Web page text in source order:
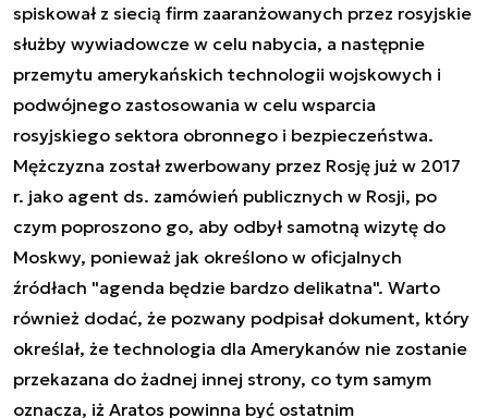
spiskował z siecią firm zaaranżowanych przez rosyjskie
służby wywiadowcze w celu nabycia, a następnie
przemytu amerykańskich technologii wojskowych i
podwójnego zastosowania w celu wsparcia
rosyjskiego sektora obronnego i bezpieczeństwa.
Mężczyzna został zwerbowany przez Rosję już w 2017
r. jako agent ds. zamówień publicznych w Rosji, po
czym poproszono go, aby odbył samotną wizytę do
Moskwy, ponieważ jak określono w oficjalnych
źródłach "agenda będzie bardzo delikatna". Warto
również dodać, że pozwany podpisał dokument, który
określał, że technologia dla Amerykanów nie zostanie
przekazana do żadnej innej strony, co tym samym
oznacza, iż Aratos powinna być ostatnim